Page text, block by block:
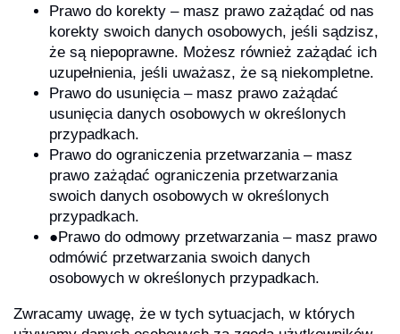
Prawo do korekty – masz prawo zażądać od nas
korekty swoich danych osobowych, jeśli sądzisz,
że są niepoprawne. Możesz również zażądać ich
uzupełnienia, jeśli uważasz, że są niekompletne.
Prawo do usunięcia – masz prawo zażądać
usunięcia danych osobowych w określonych
przypadkach.
Prawo do ograniczenia przetwarzania – masz
prawo zażądać ograniczenia przetwarzania
swoich danych osobowych w określonych
przypadkach.
●Prawo do odmowy przetwarzania – masz prawo
odmówić przetwarzania swoich danych
osobowych w określonych przypadkach.
Zwracamy uwagę, że w tych sytuacjach, w których